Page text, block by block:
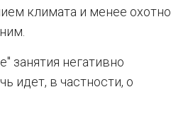
климата и менее охотно
занятия негативно
идет, в частности, о